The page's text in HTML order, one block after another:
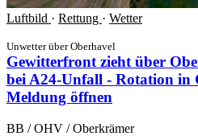
Luftbild · Rettung · Wetter
Unwetter über Oberhavel
Gewitterfront zieht über
bei A24-Unfall - Rotation in
Meldung öffnen
BB / OHV / Oberkrämer